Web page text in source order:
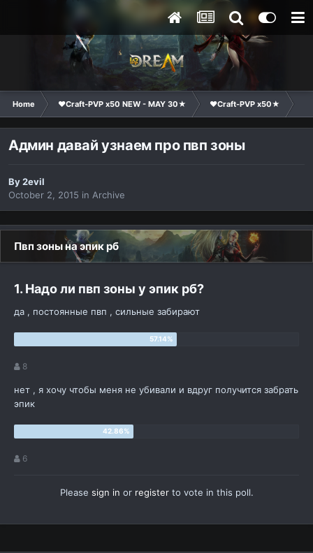
Home ❤Craft-PVP x50 NEW - MAY 30★ ❤Craft-PVP x50★
Админ давай узнаем про пвп зоны
By2evil
October 2, 2015 in Archive
Пвп зоны на эпик рб
1. Надо ли пвп зоны у эпик рб?
да , постоянные пвп , сильные забирают
8
нет , я хочу чтобы меня не убивали и вдруг получится забрать
эпик
6
Please sign in or registerto vote in this poll.